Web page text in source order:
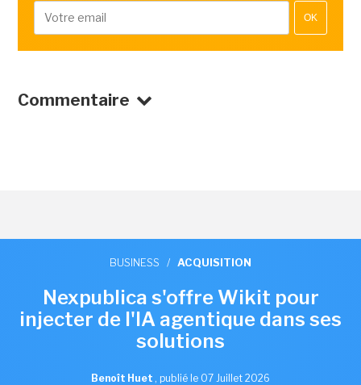
OK
Commentaire
BUSINESS / ACQUISITION
Nexpublica s'offre Wikit pour
injecter de l'IA agentique dans ses
solutions
Benoît Huet , publié le 07 Juillet 2026